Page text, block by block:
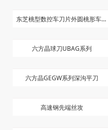
东芝桃型数控车刀片外圆桃形车床
T9125
六方晶球刀UBAG系列
六方晶GEGW系列深沟平刀
高速钢先端丝攻